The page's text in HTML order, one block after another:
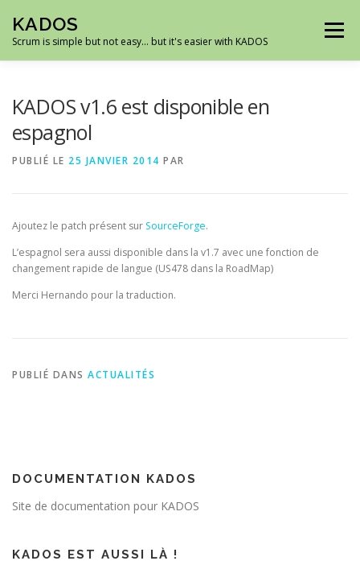
contenu
KADOS
Scrum is simple but not easy… but it's easier with KADOS
Menu
KADOS v1.6 est disponible en
espagnol
PUBLIÉ LE 25 JANVIER 2014 PAR
Ajoutez le patch présent sur SourceForge.
L’espagnol sera aussi disponible dans la v1.7 avec une fonction de
changement rapide de langue (US478 dans la RoadMap)
Merci Hernando pour la traduction.
PUBLIÉ DANS ACTUALITÉS
DOCUMENTATION KADOS
Site de documentation pour KADOS
KADOS EST AUSSI LÀ !